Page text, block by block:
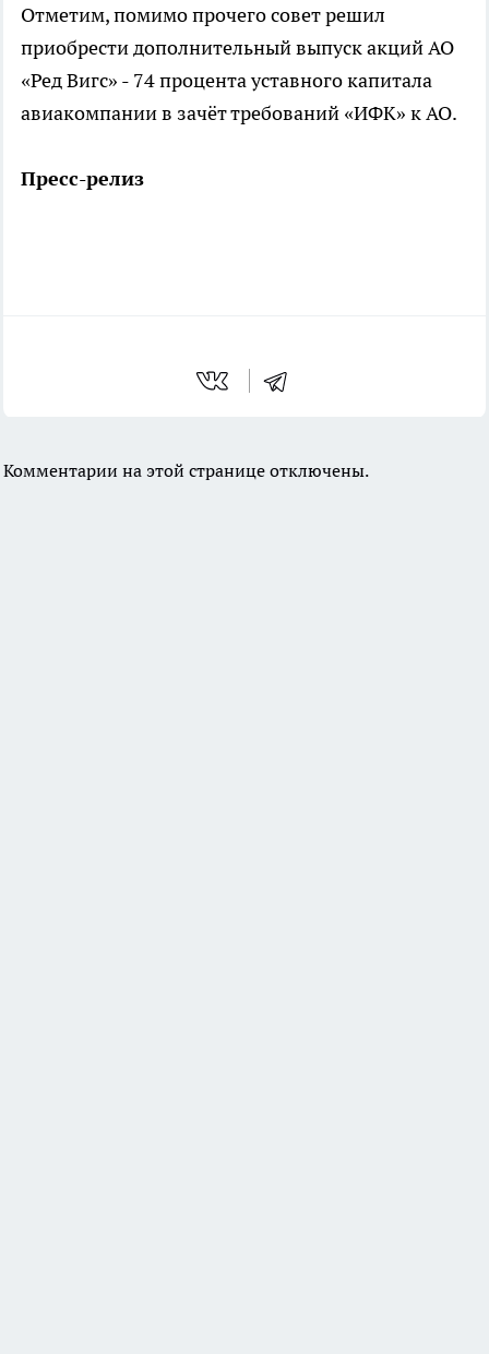
Отметим, помимо прочего совет решил
приобрести дополнительный выпуск акций АО
«Ред Вигс» - 74 процента уставного капитала
авиакомпании в зачёт требований «ИФК» к АО.
Пресс-релиз
Комментарии на этой странице отключены.